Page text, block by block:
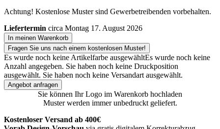
Achtung! Kostenlose Muster sind Gewerbetreibenden vorbehalten.
Liefertermin circa Montag 17. August 2026
In meinen Warenkorb
Fragen Sie uns nach einem kostenlosen Muster!
Es wurde noch keine Artikelfarbe ausgewähltEs wurde noch keine
Anzahl angegeben. Sie haben noch keine Druckposition
ausgewählt. Sie haben noch keine Versandart ausgewählt.
Angebot anfragen
Sie können Ihr Logo im Warenkorb hochladen
Muster werden immer unbedruckt geliefert.
Kostenloser Versand ab 400€